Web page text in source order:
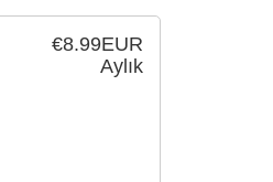
€8.99EUR
Aylık